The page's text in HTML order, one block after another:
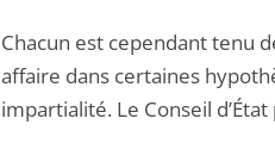
Chacun est cependant tenu
affaire dans certaines
impartialité. Le Conseil